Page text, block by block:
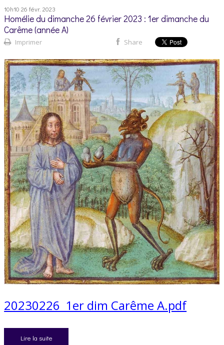
10h10 26 févr. 2023
Homélie du dimanche 26 février 2023 : 1er dimanche du
Carême (année A)
Imprimer Share
20230226_1er dim Carême A.pdf
Lire la suite